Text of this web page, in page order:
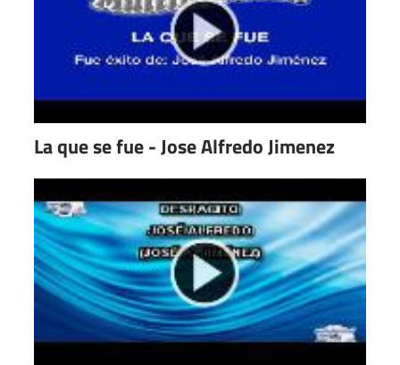
La que se fue - Jose Alfredo Jimenez